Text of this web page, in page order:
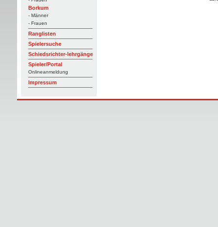
Borkum
- Männer
- Frauen
Ranglisten
Spielersuche
Schiedsrichter-lehrgänge
Spieler/Portal
Onlineanmeldung
Impressum